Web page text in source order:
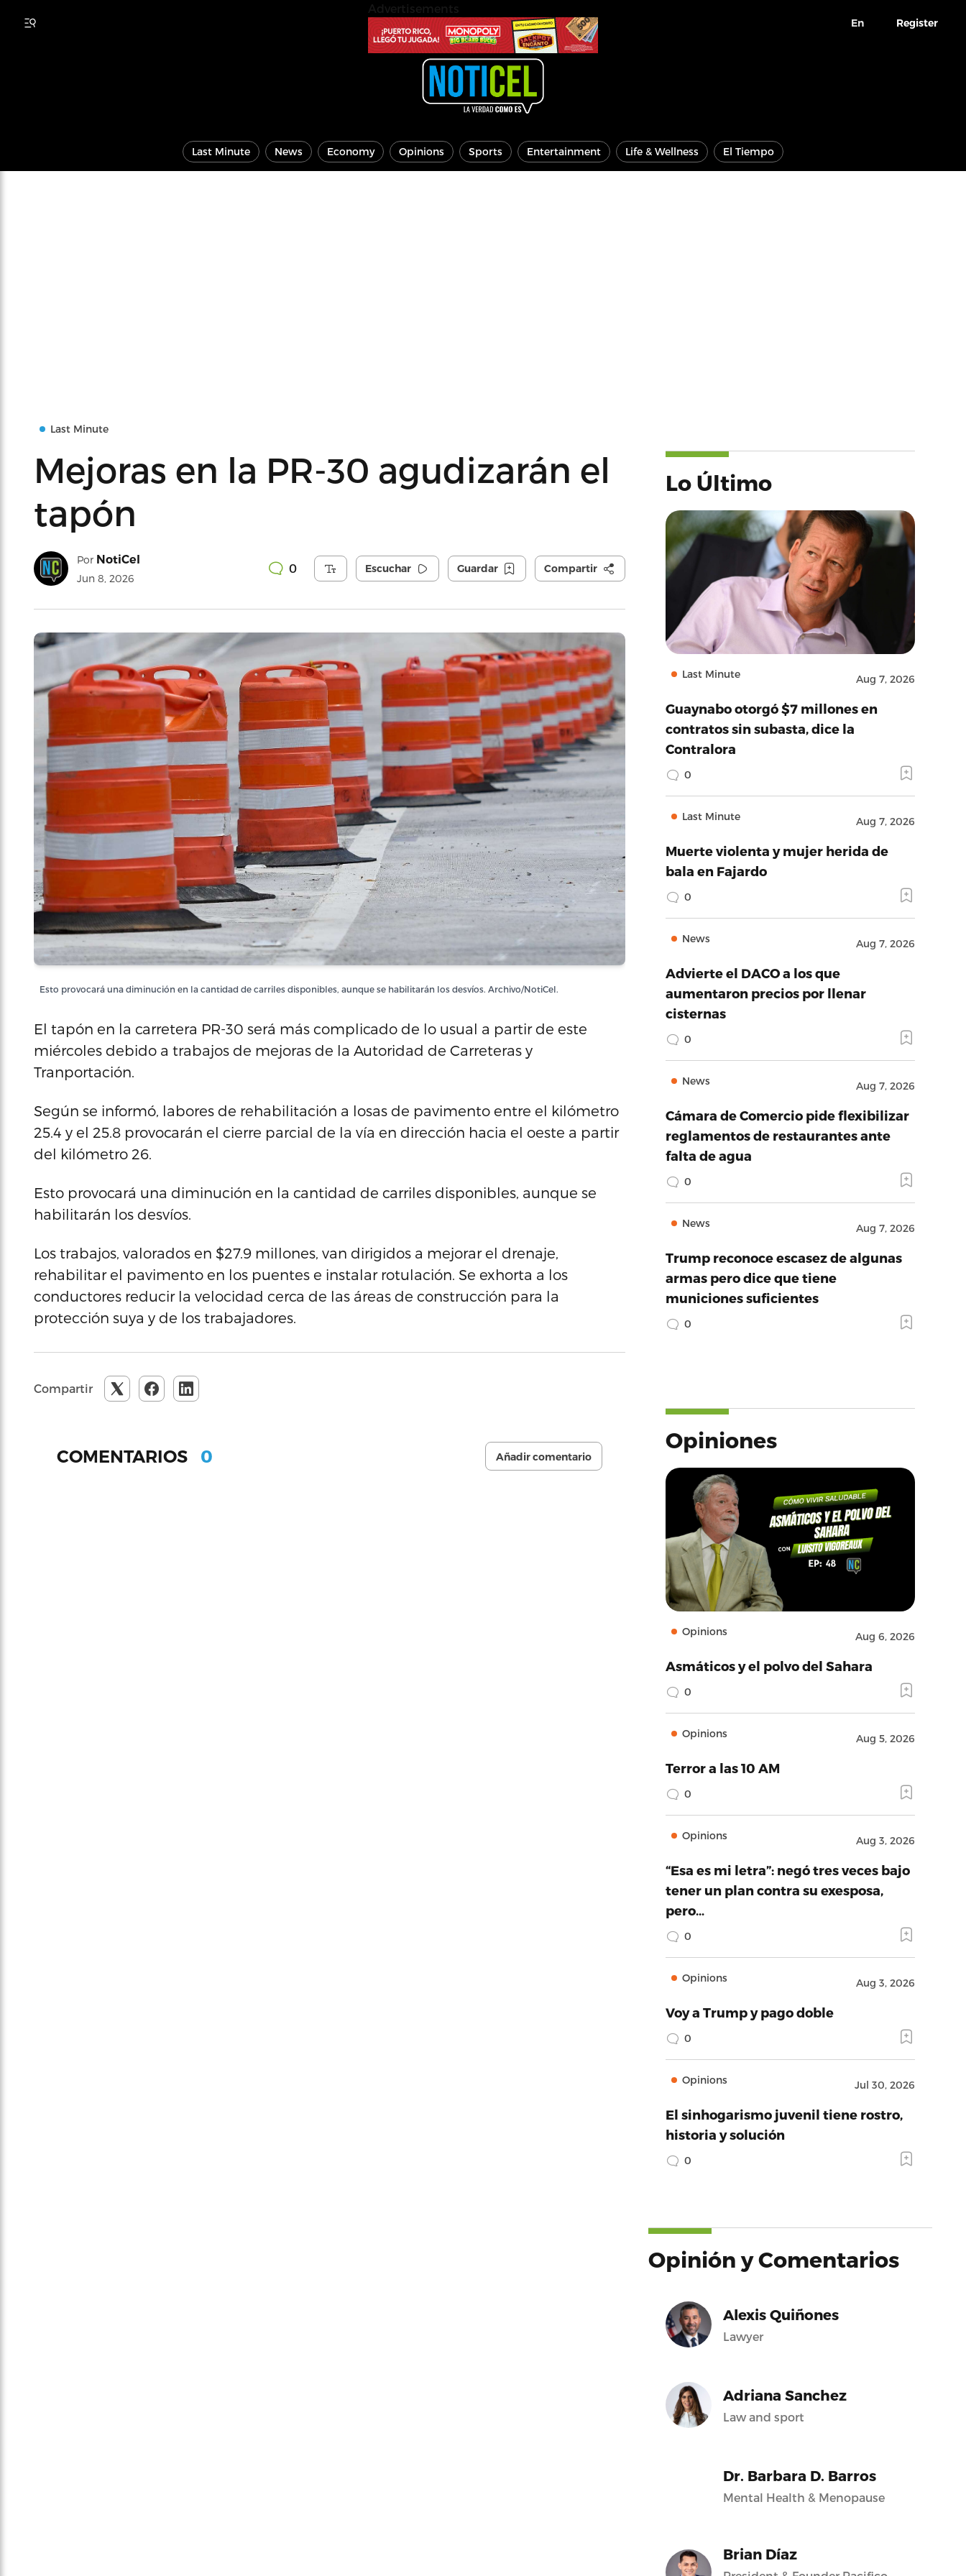
En Register
Last Minute News Economy Opinions Sports Entertainment Life & Wellness El Tiempo
Last Minute
Mejoras en la PR-30 agudizarán el
tapón
Por NotiCel
Jun 8, 2026
0 Escuchar Guardar Compartir
Esto provocará una diminución en la cantidad de carriles disponibles, aunque se habilitarán los desvíos. Archivo/NotiCel.
El tapón en la carretera PR-30 será más complicado de lo usual a partir de este
miércoles debido a trabajos de mejoras de la Autoridad de Carreteras y
Tranportación.
Según se informó, labores de rehabilitación a losas de pavimento entre el kilómetro
25.4 y el 25.8 provocarán el cierre parcial de la vía en dirección hacia el oeste a partir
del kilómetro 26.
Esto provocará una diminución en la cantidad de carriles disponibles, aunque se
habilitarán los desvíos.
Los trabajos, valorados en $27.9 millones, van dirigidos a mejorar el drenaje,
rehabilitar el pavimento en los puentes e instalar rotulación. Se exhorta a los
conductores reducir la velocidad cerca de las áreas de construcción para la
protección suya y de los trabajadores.
Compartir
COMENTARIOS 0 Añadir comentario
Lo Último
Last Minute Aug 7, 2026
Guaynabo otorgó $7 millones en
contratos sin subasta, dice la
Contralora
0
Last Minute Aug 7, 2026
Muerte violenta y mujer herida de
bala en Fajardo
0
News Aug 7, 2026
Advierte el DACO a los que
aumentaron precios por llenar
cisternas
0
News Aug 7, 2026
Cámara de Comercio pide flexibilizar
reglamentos de restaurantes ante
falta de agua
0
News Aug 7, 2026
Trump reconoce escasez de algunas
armas pero dice que tiene
municiones suficientes
0
Opiniones
Opinions Aug 6, 2026
Asmáticos y el polvo del Sahara
0
Opinions Aug 5, 2026
Terror a las 10 AM
0
Opinions Aug 3, 2026
“Esa es mi letra”: negó tres veces bajo
tener un plan contra su exesposa,
pero…
0
Opinions Aug 3, 2026
Voy a Trump y pago doble
0
Opinions Jul 30, 2026
El sinhogarismo juvenil tiene rostro,
historia y solución
0
Opinión y Comentarios
Alexis Quiñones
Lawyer
Adriana Sanchez
Law and sport
Dr. Barbara D. Barros
Mental Health & Menopause
Brian Díaz